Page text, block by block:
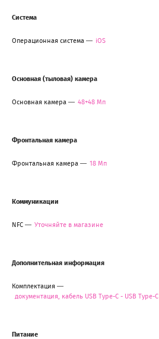
Система
Операционная система iOS
Основная (тыловая) камера
Основная камера 48+48 Мп
Фронтальная камера
Фронтальная камера 18 Мп
Коммуникации
NFC Уточняйте в магазине
Дополнительная информация
Комплектация
документация, кабель USB Type-C - USB Type-C
Питание